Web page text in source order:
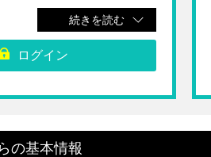
「琉球妖怪2026」の入場チケット
を全部見つけられるかな？
付21:30）
続きを読む
ログイン
の基本情報